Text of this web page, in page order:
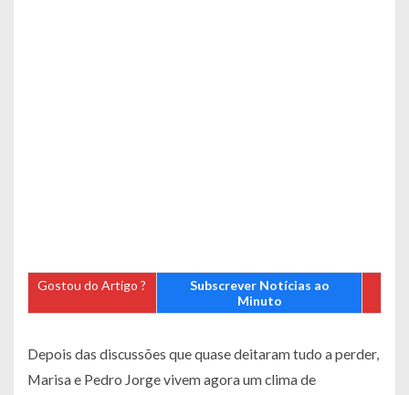
Gostou do Artigo ?
Subscrever Notícias ao
Minuto
Depois das discussões que quase deitaram tudo a perder,
Marisa e Pedro Jorge vivem agora um clima de